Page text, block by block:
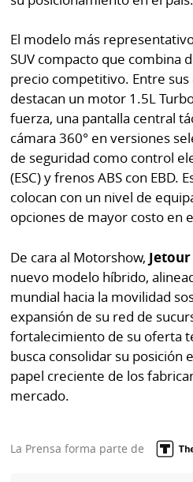
Hoy
⌾
Sábado
Picante
⌾
La
Repregunta
⌾
Sabrina
Sin
Censura
El modelo más
SUV compacto que combina
precio competitivo. Entre
destacan un motor 1.5L
fuerza, una pantalla central
cámara 360° en versiones
de seguridad como control
(ESC) y frenos ABS con EBD.
colocan con un nivel de
opciones de mayor costo en
De cara al Motorshow, Jetour
nuevo modelo híbrido,
mundial hacia la movilidad
expansión de su red de
fortalecimiento de su oferta
busca consolidar su posición
papel creciente de los
mercado.
La Prensa forma parte de